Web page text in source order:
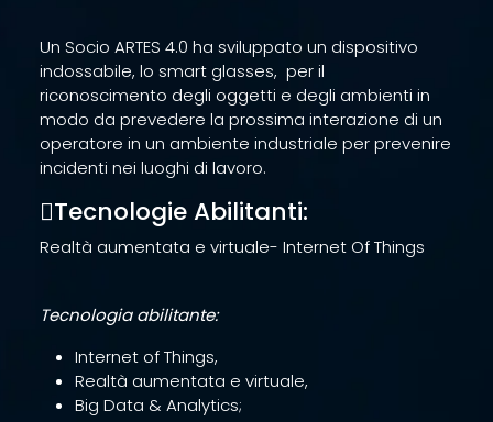
Un Socio ARTES 4.0 ha sviluppato un dispositivo
indossabile, lo smart glasses, per il
riconoscimento degli oggetti e degli ambienti in
modo da prevedere la prossima interazione di un
operatore in un ambiente industriale per prevenire
incidenti nei luoghi di lavoro.
Tecnologie Abilitanti:
Realtà aumentata e virtuale- Internet Of Things
Tecnologia abilitante:
Internet of Things,
Realtà aumentata e virtuale,
Big Data & Analytics;